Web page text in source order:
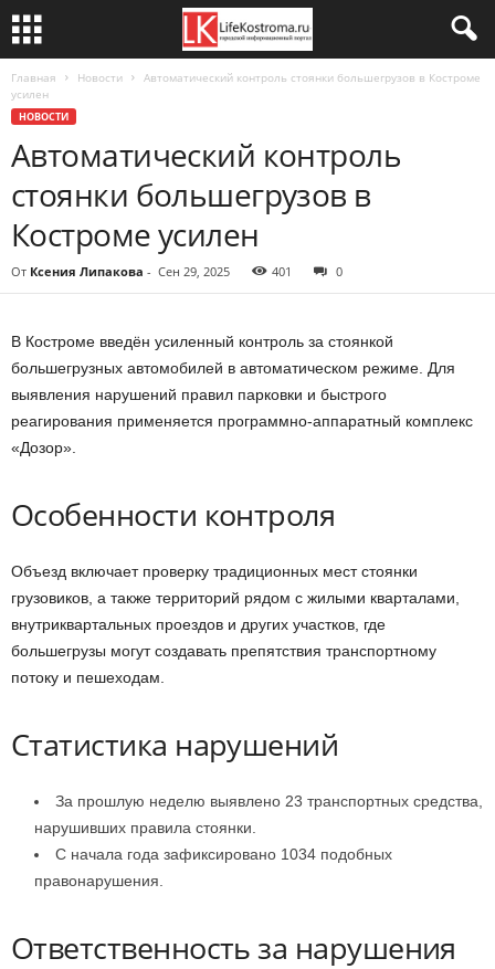
Главная Новости
Автоматический контроль стоянки большегрузов в Костроме
усилен
НОВОСТИ
Автоматический контроль
стоянки большегрузов в
Костроме усилен
От Ксения Липакова - Сен 29, 2025 401 0
В Костроме введён усиленный контроль за стоянкой
большегрузных автомобилей в автоматическом режиме. Для
выявления нарушений правил парковки и быстрого
реагирования применяется программно-аппаратный комплекс
«Дозор».
Особенности контроля
Объезд включает проверку традиционных мест стоянки
грузовиков, а также территорий рядом с жилыми кварталами,
внутриквартальных проездов и других участков, где
большегрузы могут создавать препятствия транспортному
потоку и пешеходам.
Статистика нарушений
За прошлую неделю выявлено 23 транспортных средства,
нарушивших правила стоянки.
С начала года зафиксировано 1034 подобных
правонарушения.
Ответственность за нарушения